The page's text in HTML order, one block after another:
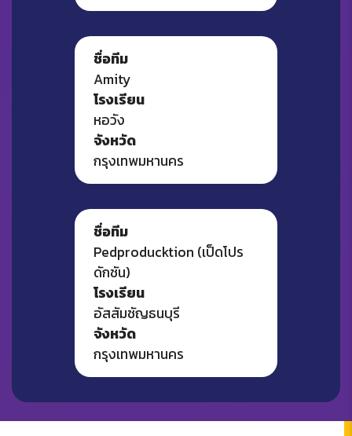
ชื่อทีม
Amity
โรงเรียน
หอวัง
จังหวัด
กรุงเทพมหานคร
ชื่อทีม
Pedproducktion (เป็ดโปร
ดักชัน)
โรงเรียน
อัสสัมชัญธนบุรี
จังหวัด
กรุงเทพมหานคร